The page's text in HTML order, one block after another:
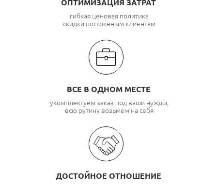
ОПТИМИЗАЦИЯ ЗАТРАТ
гибкая ценовая политика
скидки постоянным клиентам
ВСЕ В ОДНОМ МЕСТЕ
укомплектуем заказ под ваши нужды,
всю рутину возьмем на себя
ДОСТОЙНОЕ ОТНОШЕНИЕ